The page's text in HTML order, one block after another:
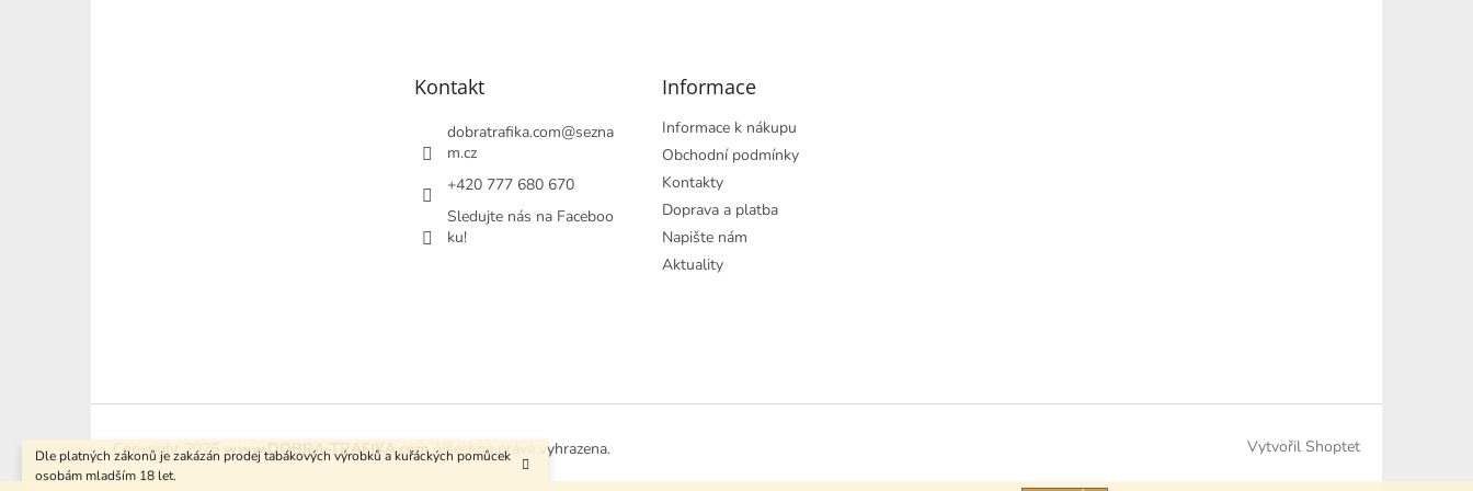
Dle platných zákonů je zakázán prodej tabákových výrobků a kuřáckých pomůcek
osobám mladším 18 let.
Kontakt
dobratrafika.com@sezna
m.cz
+420 777 680 670
Sledujte nás na Faceboo
ku!
Informace
Informace k nákupu
Obchodní podmínky
Kontakty
Doprava a platba
Napište nám
Aktuality
Vytvořil Shoptet
Copyright 2026 www.DOBRA-TRAFIKA.com . Všechna práva vyhrazena.